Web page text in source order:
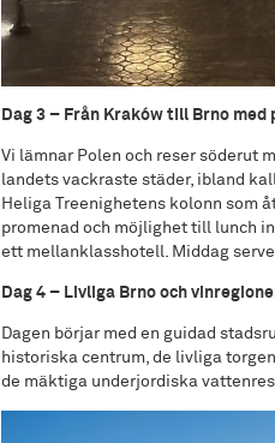
Dag 3 – Från Kraków till Brno med
Vi lämnar Polen och reser söderut
landets vackraste städer, ibland
Heliga Treenighetens kolonn som
promenad och möjlighet till lunch
ett mellanklasshotell. Middag
Dag 4 – Livliga Brno och
Dagen börjar med en guidad
historiska centrum, de livliga
de mäktiga underjordiska